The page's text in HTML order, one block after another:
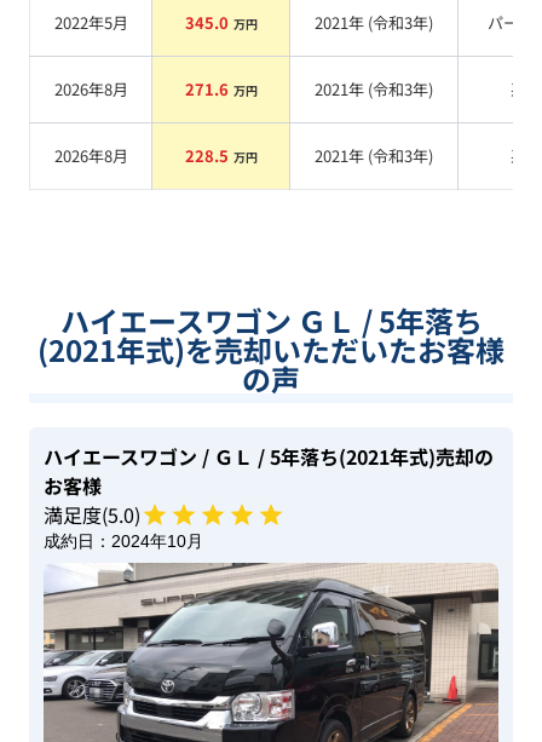
2022年5月 345.0 万円 2021年 (令和3年) パール
2026年8月 271.6 万円 2021年 (令和3年) 系
2026年8月 228.5 万円 2021年 (令和3年) 系
ハイエースワゴン ＧＬ / 5年落ち
(2021年式)を売却いただいたお客様
の声
ハイエースワゴン / ＧＬ / 5年落ち(2021年式)売却の
お客様
満足度(5.0)
成約日： 2024年10月